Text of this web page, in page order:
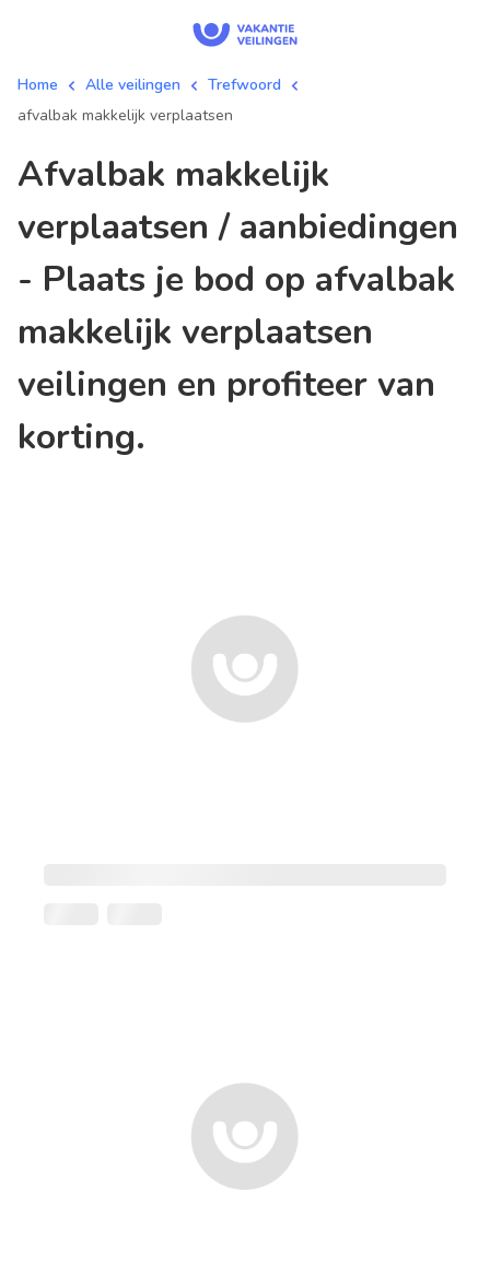
Home Alle veilingen
Trefwoord
afvalbak makkelijk verplaatsen
afvalbak makkelijk
verplaatsen / aanbiedingen
- Plaats je bod op afvalbak
makkelijk verplaatsen
veilingen en profiteer van
korting.